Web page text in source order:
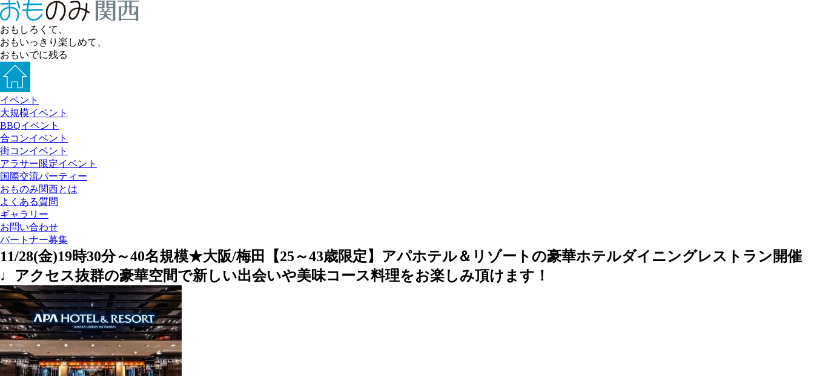
おもしろくて、
おもいっきり楽しめて、
おもいでに残る
イベント
大規模イベント
BBQイベント
合コンイベント
街コンイベント
アラサー限定イベント
国際交流パーティー
おものみ関西とは
よくある質問
ギャラリー
お問い合わせ
パートナー募集
11/28(金)19時30分～40名規模★大阪/梅田【25～43歳限定】アパホテル＆リゾートの豪華ホテルダイニングレストラン開催
♩アクセス抜群の豪華空間で新しい出会いや美味コース料理をお楽しみ頂けます！